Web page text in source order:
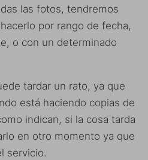
las fotos, tendremos
por rango de fecha,
o con un determinado
tardar un rato, ya que
está haciendo copias de
indican, si la cosa tarda
en otro momento ya que
servicio.